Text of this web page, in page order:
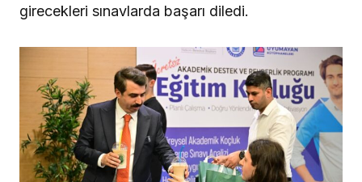
girecekleri sınavlarda başarı diledi.